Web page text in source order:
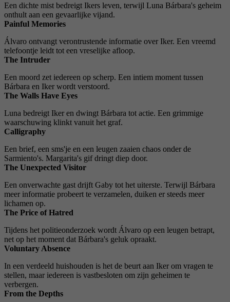
Een dichte mist bedreigt Ikers leven, terwijl Luna Bárbara's geheim
onthult aan een gevaarlijke vijand.
Painful Memories
Álvaro ontvangt verontrustende informatie over Iker. Een vreemd
telefoontje leidt tot een vreselijke afloop.
The Intruder
Een moord zet iedereen op scherp. Een intiem moment tussen
Bárbara en Iker wordt verstoord.
The Walls Have Eyes
Luna bedreigt Iker en dwingt Bárbara tot actie. Een grimmige
waarschuwing klinkt vanuit het graf.
Calligraphy
Een brief, een sms'je en een leugen zaaien chaos onder de
Sarmiento's. Margarita's gif dringt diep door.
The Unexpected Visitor
Een onverwachte gast drijft Gaby tot het uiterste. Terwijl Bárbara
meer informatie probeert te verzamelen, duiken er steeds meer
lichamen op.
The Price of Hatred
Tijdens het politieonderzoek wordt Álvaro op een leugen betrapt,
net op het moment dat Bárbara's geluk opraakt.
Voluntary Absence
In een verdeeld huishouden is het de beurt aan Iker om vragen te
stellen, maar iedereen is vastbesloten om zijn geheimen te
verbergen.
From the Depths